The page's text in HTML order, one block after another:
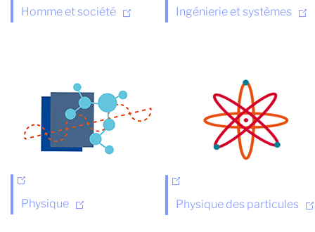
Homme et société Ingénierie et systèmes
Physique Physique des particules